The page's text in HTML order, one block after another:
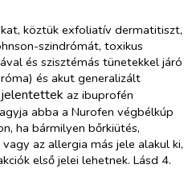
köztük exfoliatív dermatitiszt,
szindrómát, toxikus
és szisztémás tünetekkel járó
és akut generalizált
jelentettek az ibuprofén
abba a Nurofen végbélkúp
ha bármilyen bőrkiütés,
az allergia más jele alakul ki,
első jelei lehetnek. Lásd 4.